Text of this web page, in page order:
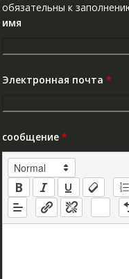
обязательны к
имя
Электронная почта *
сообщение *